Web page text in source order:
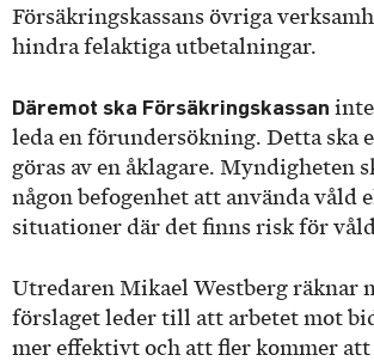
Försäkringskassans övriga
hindra felaktiga utbetalningar.
Däremot ska Försäkringskassan
leda en förundersökning. Detta ska
göras av en åklagare. Myndigheten
någon befogenhet att använda våld
situationer där det finns risk för
Utredaren Mikael Westberg räknar
förslaget leder till att arbetet mot
mer effektivt och att fler kommer